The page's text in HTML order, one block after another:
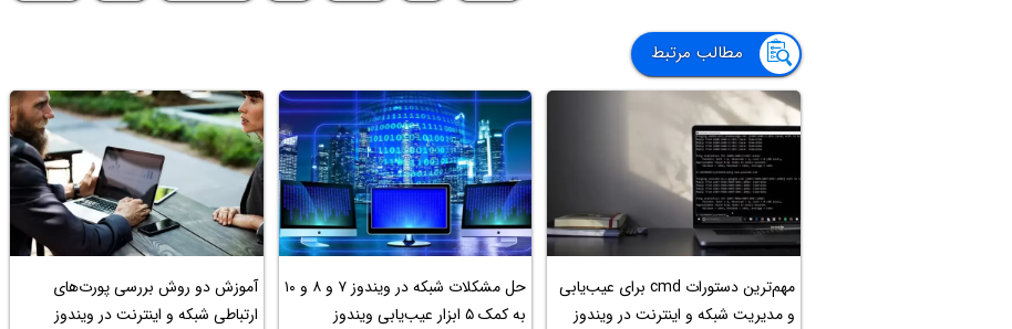
مطالب مرتبط
مهم‌ترین دستورات cmd برای عیب‌یابی
و مدیریت شبکه و اینترنت در ویندوز
حل مشکلات شبکه در ویندوز ۷ و ۸ و ۱۰
به کمک ۵ ابزار عیب‌یابی ویندوز
آموزش دو روش بررسی پورت‌های
ارتباطی شبکه و اینترنت در ویندوز